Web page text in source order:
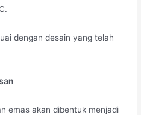
dengan desain yang telah
emas akan dibentuk menjadi